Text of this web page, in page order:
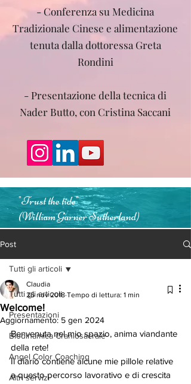
- Conferenza su Medicina
Tradizionale Cinese e alimentazione
tenuta dalla dottoressa Greta
Rondini
- Presentazione della tecnica di
Nader Butto, con Cristina Saccani
"Trust the tide"
(William Garner Sutherland)
Post
Tutti gli articoli
Presentazioni
Biodinamica Craniosacrale
Angel Color Coaching
Altri servizi
Tutti gli articoli
Welcome!
Claudia
26 nov 2018 Tempo di lettura: 1 min
Aggiornamento: 5 gen 2024
Benvenuta nel mio spazio, anima viandante
della rete!
Il diario contiene alcune mie pillole relative
a questo percorso lavorativo e di crescita